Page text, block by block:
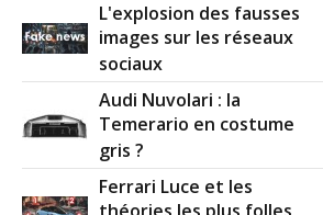
L'explosion des fausses
images sur les réseaux
sociaux
Audi Nuvolari : la
Temerario en costume
gris ?
Ferrari Luce et les